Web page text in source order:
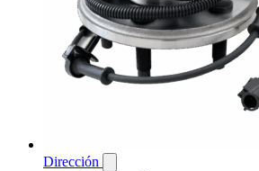
Dirección